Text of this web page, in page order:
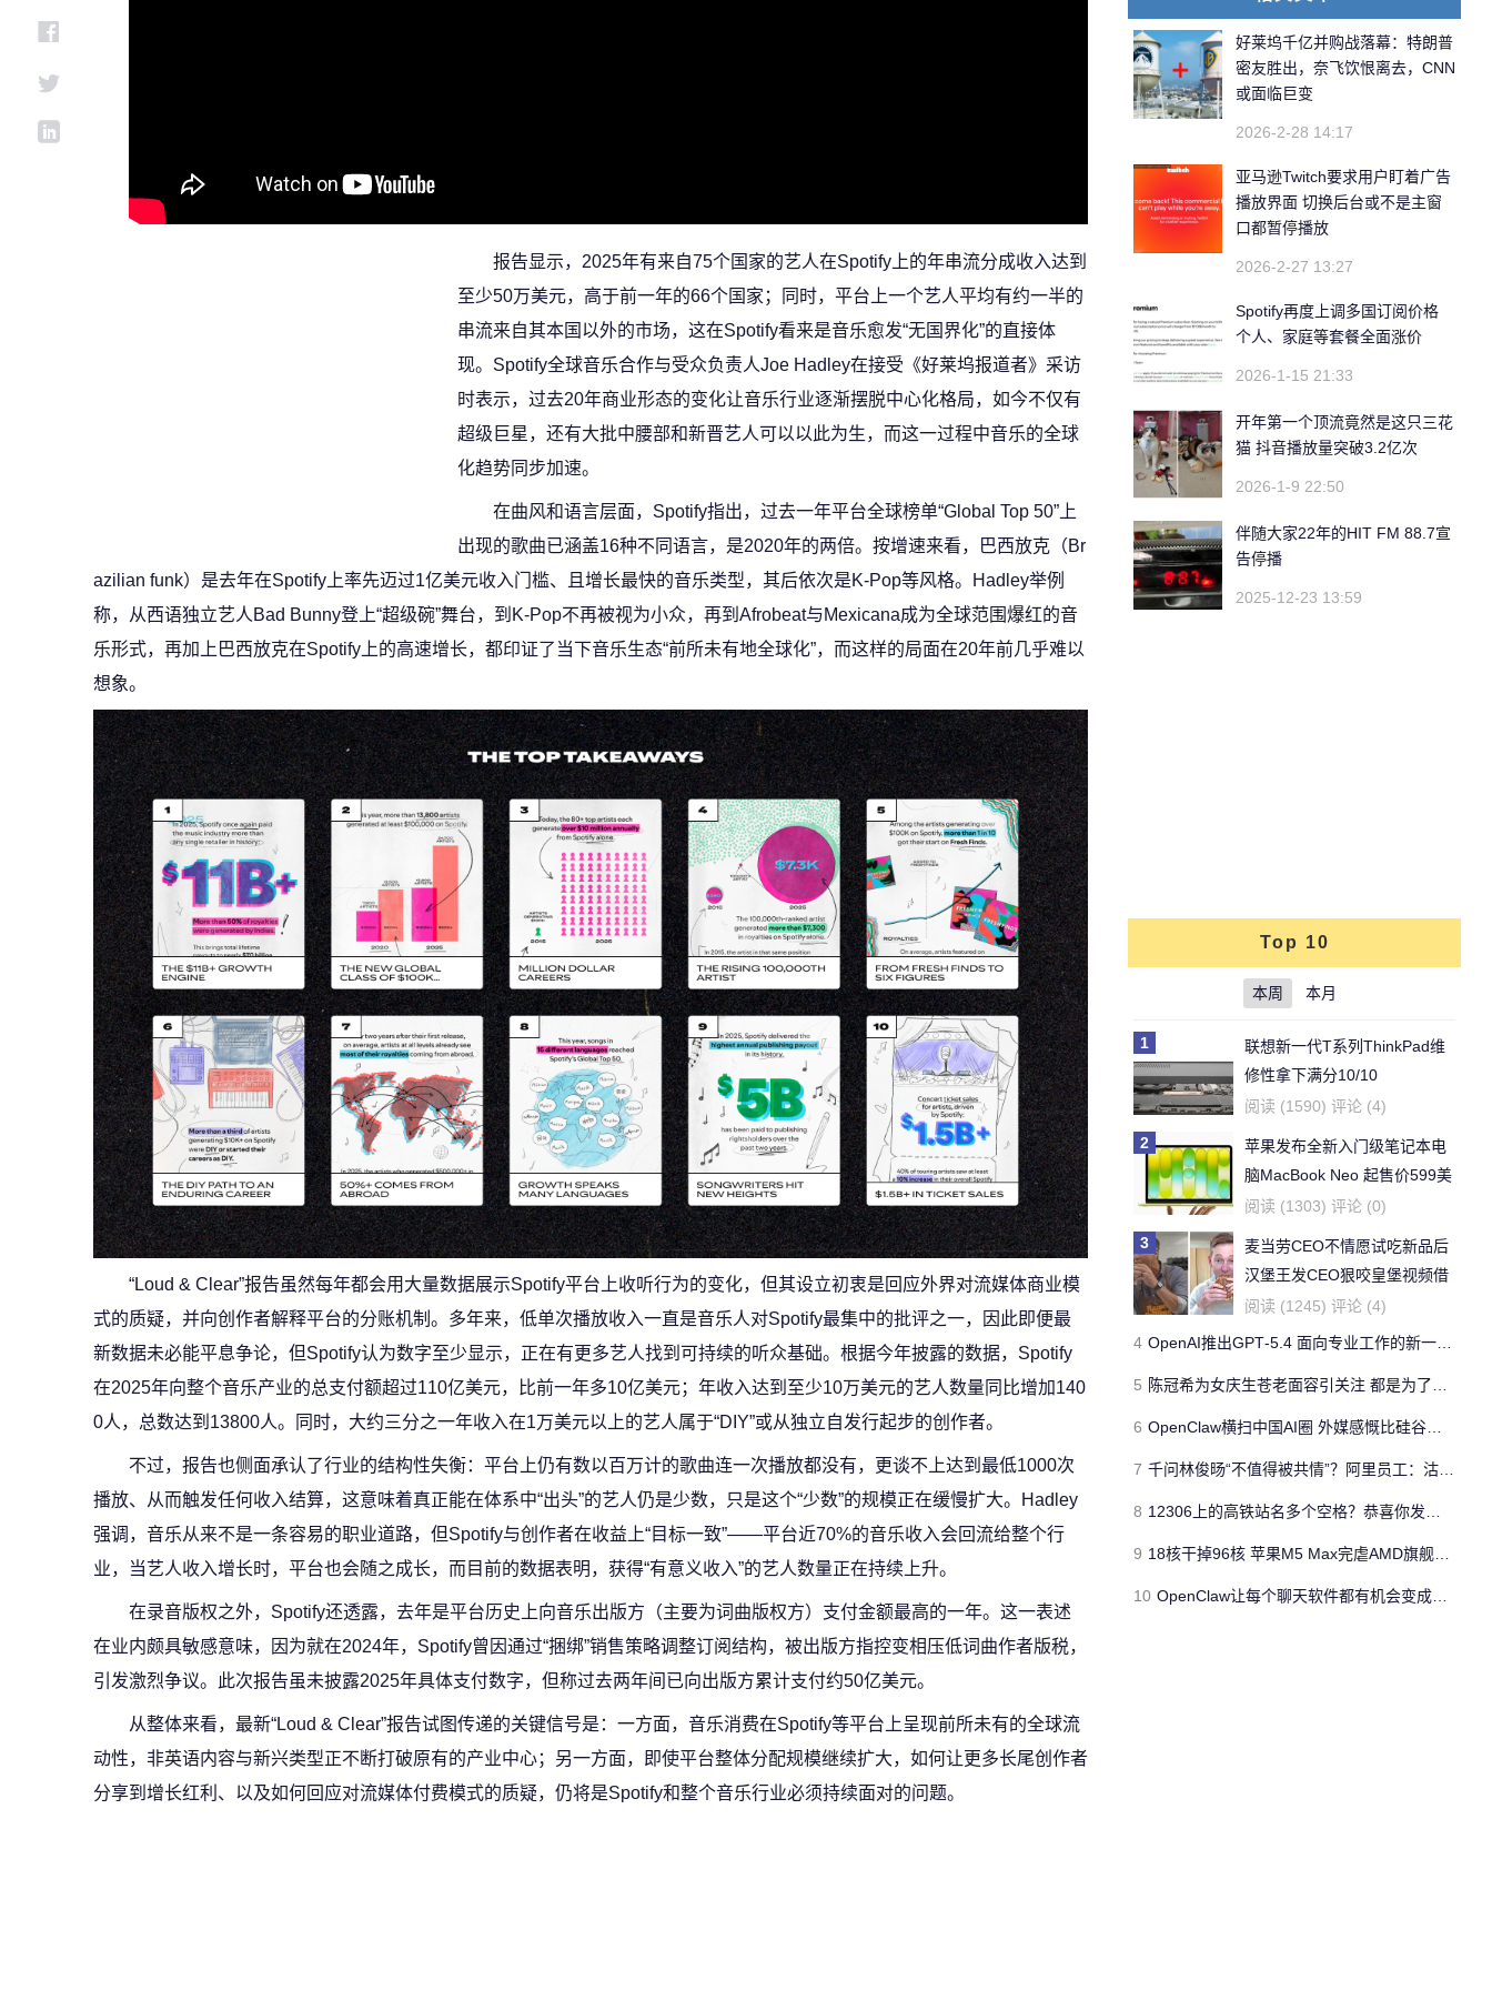
报告显示，2025年有来自75个国家的艺人在Spotify上的年串流分成收入达到
至少50万美元，高于前一年的66个国家；同时，平台上一个艺人平均有约一半的
串流来自其本国以外的市场，这在Spotify看来是音乐愈发“无国界化”的直接体
现。Spotify全球音乐合作与受众负责人Joe Hadley在接受《好莱坞报道者》采访
时表示，过去20年商业形态的变化让音乐行业逐渐摆脱中心化格局，如今不仅有
超级巨星，还有大批中腰部和新晋艺人可以以此为生，而这一过程中音乐的全球
化趋势同步加速。
在曲风和语言层面，Spotify指出，过去一年平台全球榜单“Global Top 50”上
出现的歌曲已涵盖16种不同语言，是2020年的两倍。按增速来看，巴西放克（Br
azilian funk）是去年在Spotify上率先迈过1亿美元收入门槛、且增长最快的音乐类型，其后依次是K-Pop等风格。Hadley举例
称，从西语独立艺人Bad Bunny登上“超级碗”舞台，到K-Pop不再被视为小众，再到Afrobeat与Mexicana成为全球范围爆红的音
乐形式，再加上巴西放克在Spotify上的高速增长，都印证了当下音乐生态“前所未有地全球化”，而这样的局面在20年前几乎难以
想象。
“Loud & Clear”报告虽然每年都会用大量数据展示Spotify平台上收听行为的变化，但其设立初衷是回应外界对流媒体商业模
式的质疑，并向创作者解释平台的分账机制。多年来，低单次播放收入一直是音乐人对Spotify最集中的批评之一，因此即便最
新数据未必能平息争论，但Spotify认为数字至少显示，正在有更多艺人找到可持续的听众基础。根据今年披露的数据，Spotify
在2025年向整个音乐产业的总支付额超过110亿美元，比前一年多10亿美元；年收入达到至少10万美元的艺人数量同比增加140
0人，总数达到13800人。同时，大约三分之一年收入在1万美元以上的艺人属于“DIY”或从独立自发行起步的创作者。
不过，报告也侧面承认了行业的结构性失衡：平台上仍有数以百万计的歌曲连一次播放都没有，更谈不上达到最低1000次
播放、从而触发任何收入结算，这意味着真正能在体系中“出头”的艺人仍是少数，只是这个“少数”的规模正在缓慢扩大。Hadley
强调，音乐从来不是一条容易的职业道路，但Spotify与创作者在收益上“目标一致”——平台近70%的音乐收入会回流给整个行
业，当艺人收入增长时，平台也会随之成长，而目前的数据表明，获得“有意义收入”的艺人数量正在持续上升。
在录音版权之外，Spotify还透露，去年是平台历史上向音乐出版方（主要为词曲版权方）支付金额最高的一年。这一表述
在业内颇具敏感意味，因为就在2024年，Spotify曾因通过“捆绑”销售策略调整订阅结构，被出版方指控变相压低词曲作者版税，
引发激烈争议。此次报告虽未披露2025年具体支付数字，但称过去两年间已向出版方累计支付约50亿美元。
从整体来看，最新“Loud & Clear”报告试图传递的关键信号是：一方面，音乐消费在Spotify等平台上呈现前所未有的全球流
动性，非英语内容与新兴类型正不断打破原有的产业中心；另一方面，即使平台整体分配规模继续扩大，如何让更多长尾创作者
分享到增长红利、以及如何回应对流媒体付费模式的质疑，仍将是Spotify和整个音乐行业必须持续面对的问题。
好莱坞千亿并购战落幕：特朗普
密友胜出，奈飞饮恨离去，CNN
或面临巨变
2026-2-28 14:17
亚马逊Twitch要求用户盯着广告
播放界面 切换后台或不是主窗
口都暂停播放
2026-2-27 13:27
Spotify再度上调多国订阅价格
个人、家庭等套餐全面涨价
2026-1-15 21:33
开年第一个顶流竟然是这只三花
猫 抖音播放量突破3.2亿次
2026-1-9 22:50
伴随大家22年的HIT FM 88.7宣
告停播
2025-12-23 13:59
Top 10
本周 本月
1
联想新一代T系列ThinkPad维
修性拿下满分10/10
阅读 (1590) 评论 (4)
2
苹果发布全新入门级笔记本电
脑MacBook Neo 起售价599美
元
阅读 (1303) 评论 (0)
3
麦当劳CEO不情愿试吃新品后
汉堡王发CEO狠咬皇堡视频借
势营销
阅读 (1245) 评论 (4)
4 OpenAI推出GPT‑5.4 面向专业工作的新一代旗舰模型
5 陈冠希为女庆生苍老面容引关注 都是为了孩子？
6 OpenClaw横扫中国AI圈 外媒感慨比硅谷更火爆
7 千问林俊旸“不值得被共情”？阿里员工：沽名钓誉，像孩子一样
8 12306上的高铁站名多个空格？恭喜你发现了“彩蛋”
9 18核干掉96核 苹果M5 Max完虐AMD旗舰撕裂者9995WX
10 OpenClaw让每个聊天软件都有机会变成微信